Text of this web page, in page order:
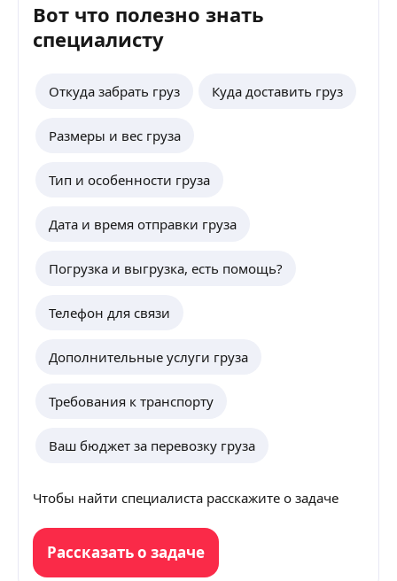
Вот что полезно знать
специалисту
Откуда забрать груз Куда доставить груз
Размеры и вес груза
Тип и особенности груза
Дата и время отправки груза
Погрузка и выгрузка, есть помощь?
Телефон для связи
Дополнительные услуги груза
Требования к транспорту
Ваш бюджет за перевозку груза
Чтобы найти специалиста расскажите о задаче
Рассказать о задаче